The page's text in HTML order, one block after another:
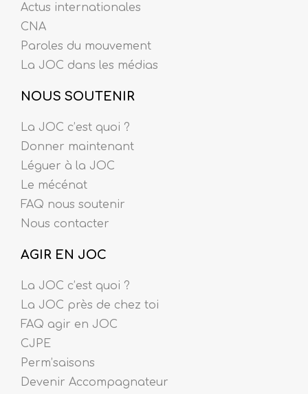
Actus internationales
CNA
Paroles du mouvement
La JOC dans les médias
NOUS SOUTENIR
La JOC c’est quoi ?
Donner maintenant
Léguer à la JOC
Le mécénat
FAQ nous soutenir
Nous contacter
AGIR EN JOC
La JOC c’est quoi ?
La JOC près de chez toi
FAQ agir en JOC
CJPE
Perm’saisons
Devenir Accompagnateur